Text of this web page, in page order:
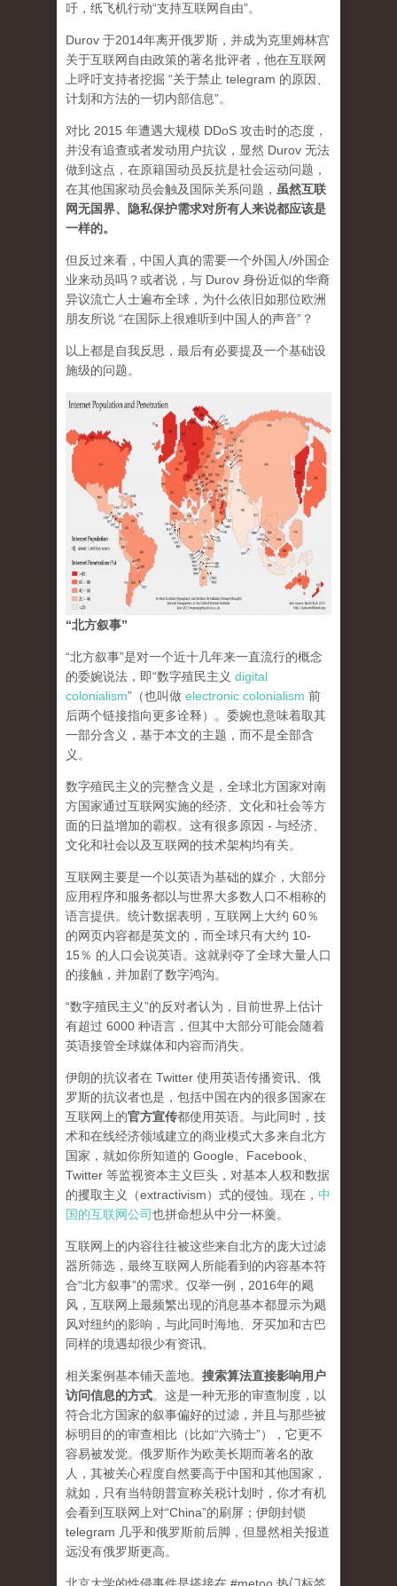
吁，纸飞机行动“支持互联网自由”。
Durov 于2014年离开俄罗斯，并成为克里姆林宫
关于互联网自由政策的著名批评者，他在互联网
上呼吁支持者挖掘 “关于禁止 telegram 的原因、
计划和方法的一切内部信息”。
对比 2015 年遭遇大规模 DDoS 攻击时的态度，
并没有追查或者发动用户抗议，显然 Durov 无法
做到这点，在原籍国动员反抗是社会运动问题，
在其他国家动员会触及国际关系问题， 虽然互联
网无国界、隐私保护需求对所有人来说都应该是
一样的。
但反过来看，中国人真的需要一个外国人/外国企
业来动员吗？或者说，与 Durov 身份近似的华裔
异议流亡人士遍布全球，为什么依旧如那位欧洲
朋友所说 “在国际上很难听到中国人的声音”？
以上都是自我反思，最后有必要提及一个基础设
施级的问题。
“北方叙事”
“北方叙事”是对一个近十几年来一直流行的概念
的委婉说法，即“数字殖民主义 digital
colonialism”（也叫做 electronic colonialism 前
后两个链接指向更多诠释）。委婉也意味着取其
一部分含义，基于本文的主题，而不是全部含
义。
数字殖民主义的完整含义是，全球北方国家对南
方国家通过互联网实施的经济、文化和社会等方
面的日益增加的霸权。这有很多原因 - 与经济、
文化和社会以及互联网的技术架构均有关。
互联网主要是一个以英语为基础的媒介，大部分
应用程序和服务都以与世界大多数人口不相称的
语言提供。统计数据表明，互联网上大约 60％
的网页内容都是英文的，而全球只有大约 10-
15％ 的人口会说英语。这就剥夺了全球大量人口
的接触，并加剧了数字鸿沟。
“数字殖民主义”的反对者认为，目前世界上估计
有超过 6000 种语言，但其中大部分可能会随着
英语接管全球媒体和内容而消失。
伊朗的抗议者在 Twitter 使用英语传播资讯、俄
罗斯的抗议者也是，包括中国在内的很多国家在
互联网上的官方宣传都使用英语。与此同时，技
术和在线经济领域建立的商业模式大多来自北方
国家，就如你所知道的 Google、Facebook、
Twitter 等监视资本主义巨头，对基本人权和数据
的攫取主义（extractivism）式的侵蚀。现在， 中
国的互联网公司也拼命想从中分一杯羹。
互联网上的内容往往被这些来自北方的庞大过滤
器所筛选，最终互联网人所能看到的内容基本符
合“北方叙事”的需求。仅举一例，2016年的飓
风，互联网上最频繁出现的消息基本都显示为飓
风对纽约的影响，与此同时海地、牙买加和古巴
同样的境遇却很少有资讯。
相关案例基本铺天盖地。 搜索算法直接影响用户
访问信息的方式。 这是一种无形的审查制度，以
符合北方国家的叙事偏好的过滤，并且与那些被
标明目的的审查相比（比如“六骑士”），它更不
容易被发觉。俄罗斯作为欧美长期而著名的敌
人，其被关心程度自然要高于中国和其他国家，
就如，只有当特朗普宣称关税计划时，你才有机
会看到互联网上对“China”的刷屏；伊朗封锁
telegram 几乎和俄罗斯前后脚，但显然相关报道
远没有俄罗斯更高。